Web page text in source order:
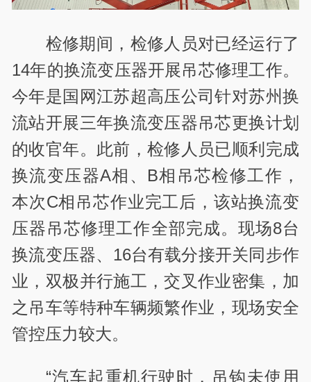
检修期间，检修人员对已经运行了
14年的换流变压器开展吊芯修理工作。
今年是国网江苏超高压公司针对苏州换
流站开展三年换流变压器吊芯更换计划
的收官年。此前，检修人员已顺利完成
换流变压器A相、B相吊芯检修工作，
本次C相吊芯作业完工后，该站换流变
压器吊芯修理工作全部完成。现场8台
换流变压器、16台有载分接开关同步作
业，双极并行施工，交叉作业密集，加
之吊车等特种车辆频繁作业，现场安全
管控压力较大。
“汽车起重机行驶时，吊钩未使用